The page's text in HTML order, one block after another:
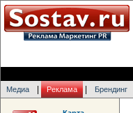
Медиа Реклама Брендинг